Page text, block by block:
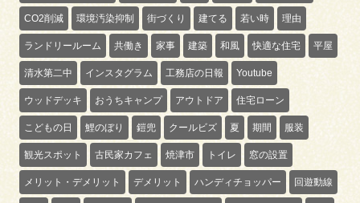
CO2削減 環境汚染抑制 街づくり 建てる 若い時 理由
ランドリールーム 共働き 家事 建築 和風 快適な住宅 平屋
清水第二中 インスタグラム 工務店の日報 Youtube
ウッドデッキ おうちキャンプ アウトドア 住宅ローン
こどもの日 鯉のぼり 鎧兜 クールビズ 夏 期間 服装
観光スポット 古民家カフェ 焼津市 トイレ 窓の設置
メリット・デメリット デメリット ハンディチョッパー 回遊動線